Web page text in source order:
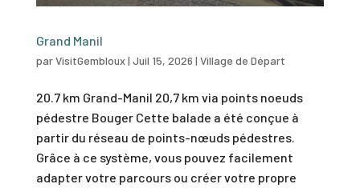
Grand Manil
parVisitGembloux| Juil 15, 2026 | Village de Départ
20.7 km Grand-Manil 20,7 km via points noeuds
pédestre Bouger Cette balade a été conçue à
partir du réseau de points-nœuds pédestres.
Grâce à ce système, vous pouvez facilement
adapter votre parcours ou créer votre propre